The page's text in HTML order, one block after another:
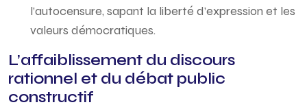
l’autocensure, sapant la liberté d’expression et les
valeurs démocratiques.
L’affaiblissement du discours
rationnel et du débat public
constructif